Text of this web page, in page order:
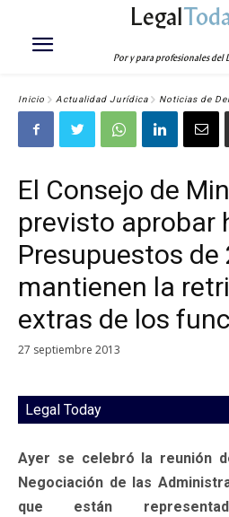
Legal
Por y para profesionales del
Inicio Actualidad Jurídica Noticias de
El Consejo de
previsto aprobar
Presupuestos de
mantienen la
extras de los
27 septiembre 2013
Legal Today
Ayer se celebró la reunión
Negociación de las
que están